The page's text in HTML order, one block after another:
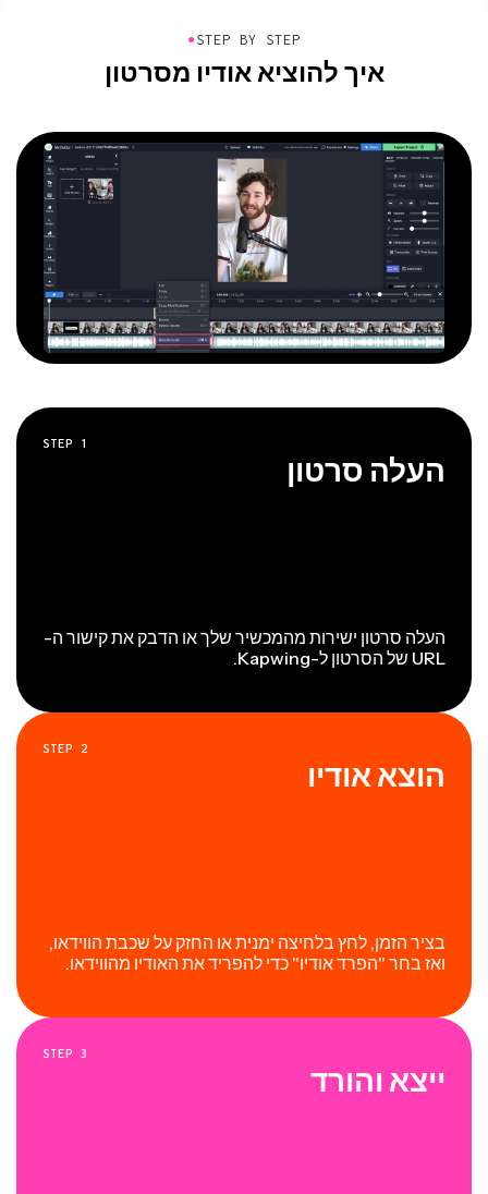
●STEP BY STEP
איך להוציא אודיו מסרטון
STEP 1
העלה סרטון
העלה סרטון ישירות מהמכשיר שלך או הדבק את קישור ה-
URL של הסרטון ל-Kapwing.
STEP 2
הוצא אודיו
בציר הזמן, לחץ בלחיצה ימנית או החזק על שכבת הווידאו,
ואז בחר "הפרד אודיו" כדי להפריד את האודיו מהווידאו.
STEP 3
ייצא והורד